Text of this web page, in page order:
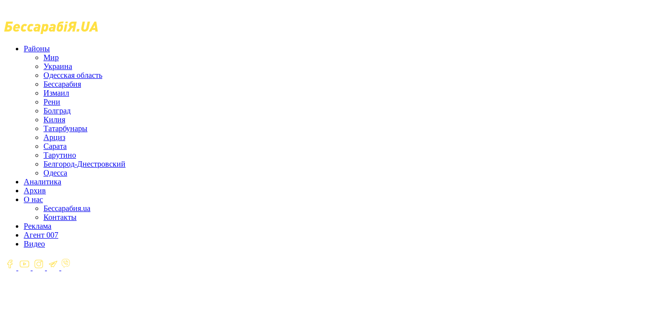
Районы
Мир
Украина
Одесская область
Бессарабия
Измаил
Рени
Болград
Килия
Татарбунары
Арциз
Сарата
Тарутино
Белгород-Днестровский
Одесса
Аналитика
Архив
О нас
Бессарабия.ua
Контакты
Реклама
Агент 007
Видео